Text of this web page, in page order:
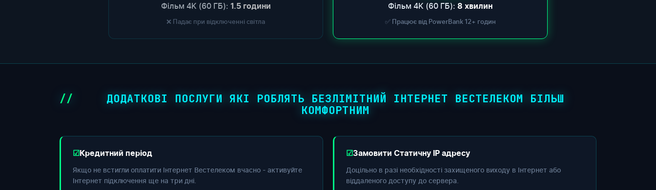
Фільм 4K (60 ГБ): 1.5 години
❌ Падає при відключенні світла
Фільм 4K (60 ГБ): 8 хвилин
✅ Працює від PowerBank 12+ годин
ДОДАТКОВІ ПОСЛУГИ ЯКІ РОБЛЯТЬ БЕЗЛІМІТНИЙ ІНТЕРНЕТ ВЕСТЕЛЕКОМ БІЛЬШ
КОМФОРТНИМ
Кредитний період
Якщо не встигли оплатити Інтернет Вестелеком вчасно - активуйте
Інтернет підключення ще на три дні.
Замовити Статичну IP адресу
Доцільно в разі необхідності захищеного виходу в Інтернет або
віддаленого доступу до сервера.